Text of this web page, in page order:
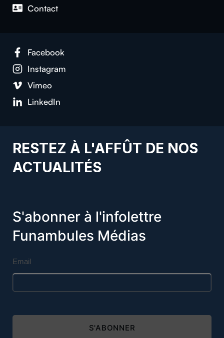
Contact
Facebook
Instagram
Vimeo
LinkedIn
RESTEZ À L'AFFÛT DE NOS
ACTUALITÉS
S'abonner à l'infolettre
Funambules Médias
Email
S'ABONNER